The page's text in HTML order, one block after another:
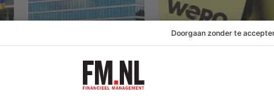
PwC MO loopt tegen
de lamp met
rapporten waarin AI
29 juli 2026